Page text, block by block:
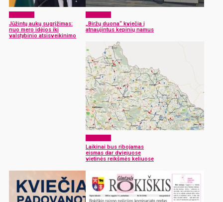
Jūžintų aukų sugrįžimas:
nuo mero idėjos iki
valstybinio atsisveikinimo
„Biržų duona“ kviečia į
atnaujintus kepinių namus
Laikinai bus ribojamas
eismas dar dviejuose
vietinės reikšmės keliuose